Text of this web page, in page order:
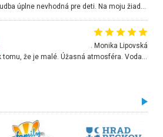
. Monika Lipovská
Úžasné prostredie, napriek tomu, že je malé. Úžasná atmosféra. Voda fantastická a nádherná. Ľudí je pomerne veľa, ale su mili a ohľaduplní. Je veľmi zaujímavé sledovať, ako dokážu spolu športovať cudzí ľudia a bez ohľadu na vek. Vládne tu pohoda. Vnuka neviem dostať z vody. Ďakujem za krásny deň . Urcite sa sem vrátim. Jediný problém je s parkovaním, ale aj ten sa mi podarilo vyriešiť. Monika Bratislava